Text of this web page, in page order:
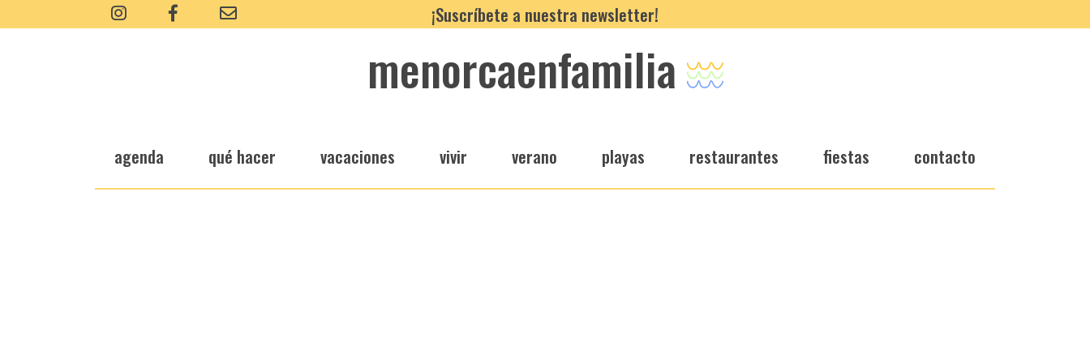
¡Suscríbete a nuestra newsletter!
menorcaenfamilia
agenda qué hacer vacaciones vivir verano playas restaurantes fiestas contacto